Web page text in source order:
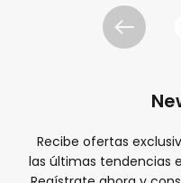
Anterior
Recibe ofertas
las últimas tendencias